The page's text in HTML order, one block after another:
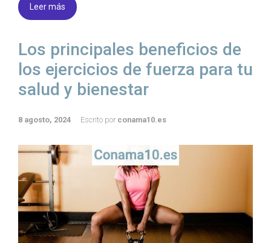
Leer más
Los principales beneficios de
los ejercicios de fuerza para tu
salud y bienestar
8 agosto, 2024 Escrito por conama10.es